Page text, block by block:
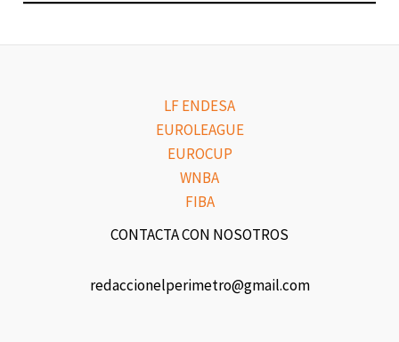
LF ENDESA
EUROLEAGUE
EUROCUP
WNBA
FIBA
CONTACTA CON NOSOTROS
redaccionelperimetro@gmail.com